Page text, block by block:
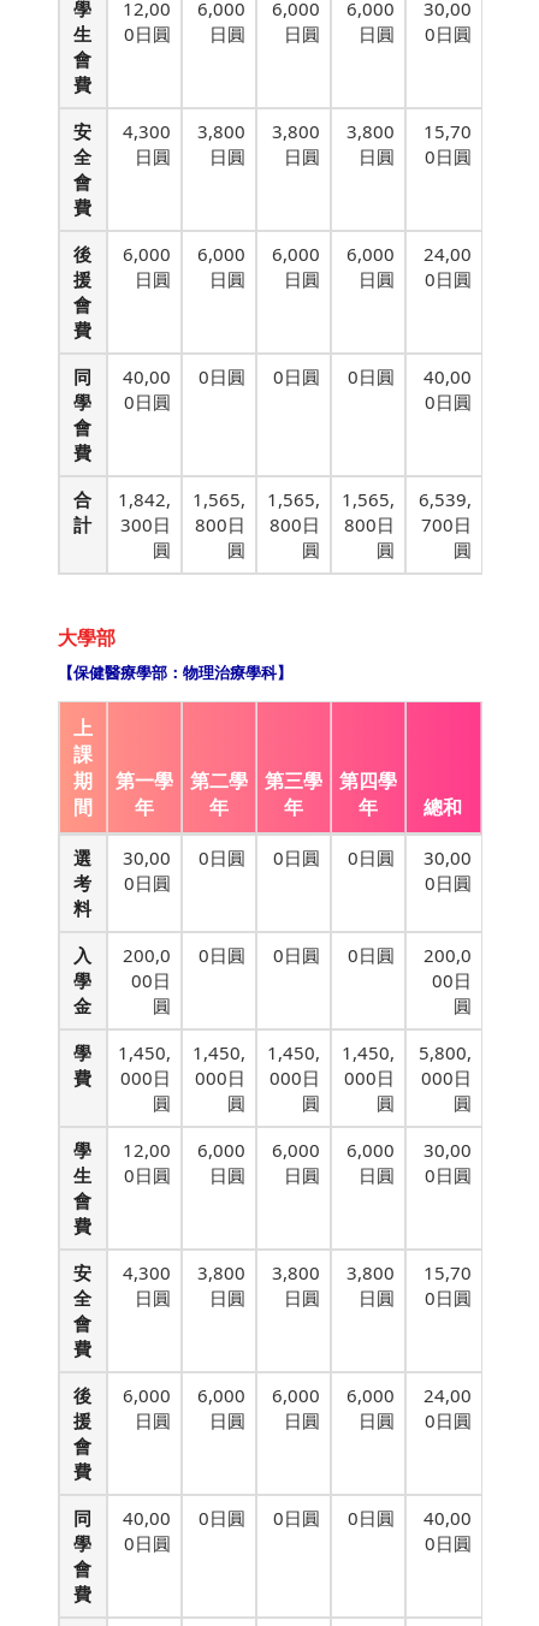
學
生
會
費
12,00
0日圓
6,000
日圓
6,000
日圓
6,000
日圓
30,00
0日圓
安
全
會
費
4,300
日圓
3,800
日圓
3,800
日圓
3,800
日圓
15,70
0日圓
後
援
會
費
6,000
日圓
6,000
日圓
6,000
日圓
6,000
日圓
24,00
0日圓
同
學
會
費
40,00
0日圓
0日圓 0日圓 0日圓
40,00
0日圓
合
計
1,842,
300日
圓
1,565,
800日
圓
1,565,
800日
圓
1,565,
800日
圓
6,539,
700日
圓
大學部
【保健醫療學部：物理治療學科】
上
課
期
間
第一學
年
第二學
年
第三學
年
第四學
年
總和
選
考
料
30,00
0日圓
0日圓 0日圓 0日圓
30,00
0日圓
入
學
金
200,0
00日
圓
0日圓 0日圓 0日圓
200,0
00日
圓
學
費
1,450,
000日
圓
1,450,
000日
圓
1,450,
000日
圓
1,450,
000日
圓
5,800,
000日
圓
學
生
會
費
12,00
0日圓
6,000
日圓
6,000
日圓
6,000
日圓
30,00
0日圓
安
全
會
費
4,300
日圓
3,800
日圓
3,800
日圓
3,800
日圓
15,70
0日圓
後
援
會
費
6,000
日圓
6,000
日圓
6,000
日圓
6,000
日圓
24,00
0日圓
同
學
會
費
40,00
0日圓
0日圓 0日圓 0日圓
40,00
0日圓